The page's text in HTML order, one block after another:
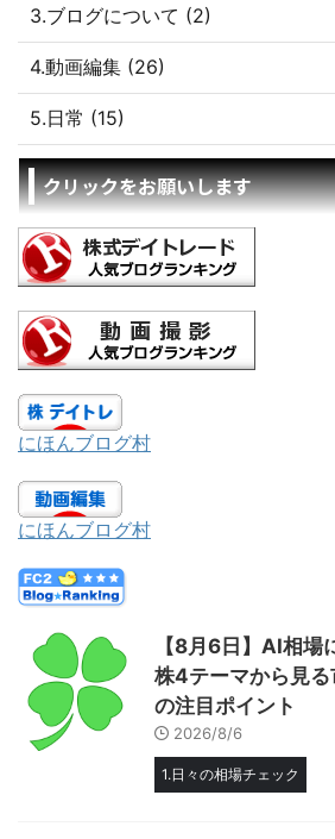
3.ブログについて (2)
4.動画編集 (26)
5.日常 (15)
クリックをお願いします
にほんブログ村
にほんブログ村
【8月6日】AI相場
株4テーマから見
の注目ポイント
2026/8/6
1.日々の相場チェック